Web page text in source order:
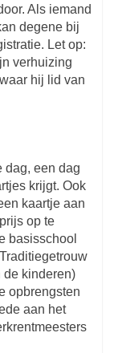
Als iemand
degene bij
Let op:
verhuizing
hij lid van
dag, een dag
krijgt. Ook
kaartje aan
op te
basisschool
de kinderen)
opbrengsten
aan het